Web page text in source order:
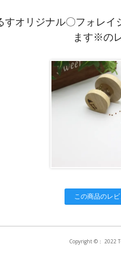
すオリジナル〇フォレ
ます※の
この商品のレ
Copyright ©： 2022